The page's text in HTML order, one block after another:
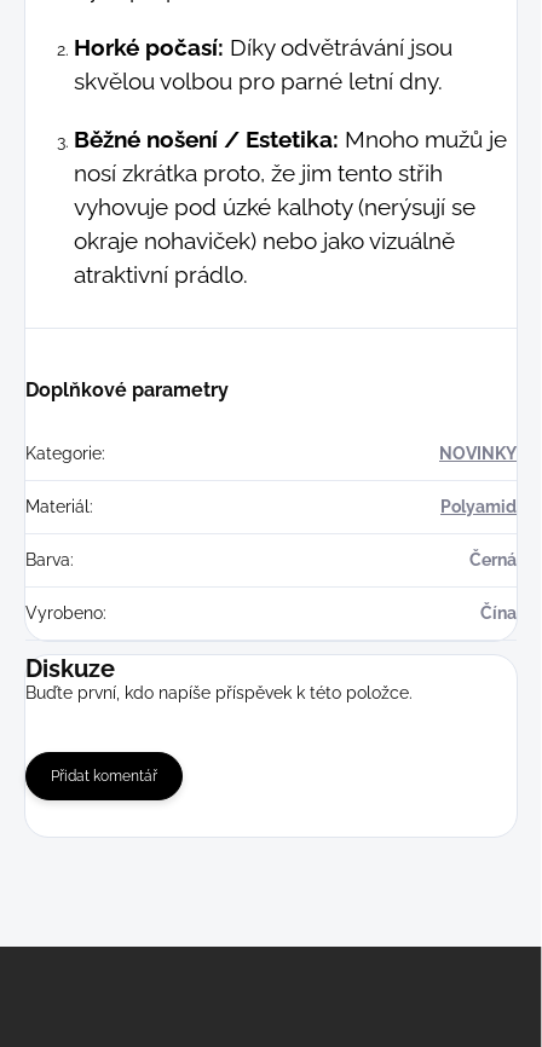
Horké počasí: Díky odvětrávání jsou
skvělou volbou pro parné letní dny.
Běžné nošení / Estetika: Mnoho mužů je
nosí zkrátka proto, že jim tento střih
vyhovuje pod úzké kalhoty (nerýsují se
okraje nohaviček) nebo jako vizuálně
atraktivní prádlo.
Doplňkové parametry
Kategorie: NOVINKY
Materiál: Polyamid
Barva: Černá
Vyrobeno: Čína
Diskuze
Buďte první, kdo napíše příspěvek k této položce.
Přidat komentář